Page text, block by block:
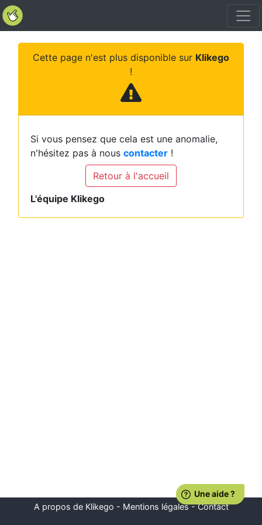
Cette page n'est plus disponible sur Klikego
!
Si vous pensez que cela est une anomalie,
n'hésitez pas à nous contacter !
Retour à l'accueil
L'équipe Klikego
A propos de Klikego - Mentions légales-Contact